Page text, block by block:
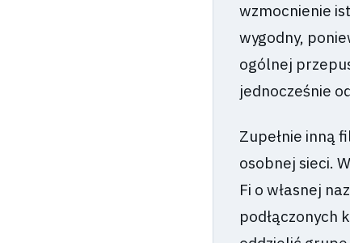
wzmocnienie
wygodny,
ogólnej
jednocześnie
Zupełnie inną
osobnej sieci.
Fi o własnej
podłączonych